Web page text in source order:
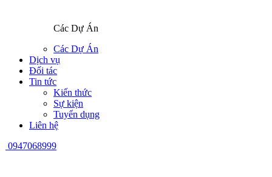
Các Dự Án
Các Dự Án
Dịch vụ
Đối tác
Tin tức
Kiến thức
Sự kiện
Tuyển dụng
Liên hệ
0947068999